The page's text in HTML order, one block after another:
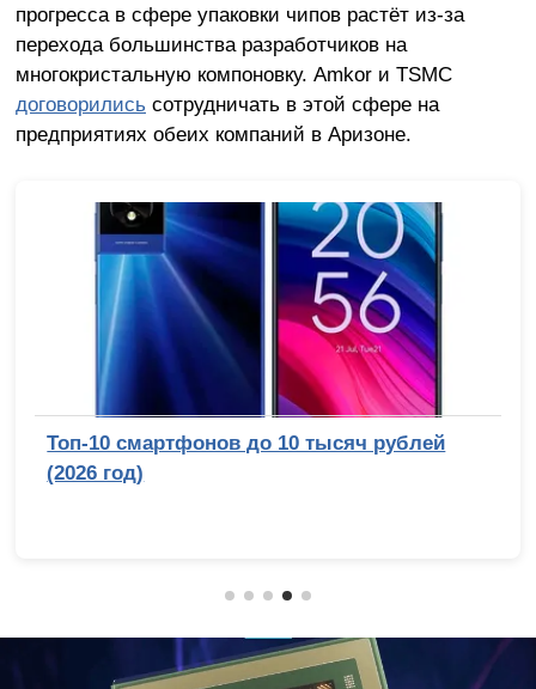
прогресса в сфере упаковки чипов растёт из-за
перехода большинства разработчиков на
многокристальную компоновку. Amkor и TSMC
договорились сотрудничать в этой сфере на
предприятиях обеих компаний в Аризоне.
Топ-10 смартфонов до 10 тысяч рублей
(2026 год)